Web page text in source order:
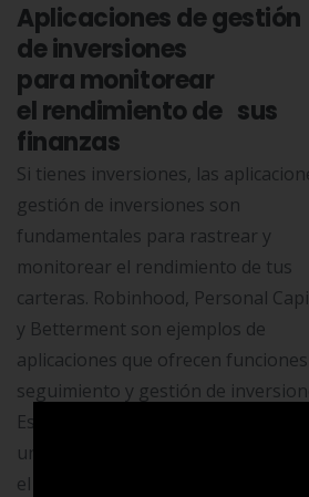
Aplicaciones de gestión
de inversiones
para monitorear
el rendimiento de sus
finanzas
Si tienes inversiones, las
gestión de inversiones son
fundamentales para rastrear y
monitorear el rendimiento de tus
carteras. Robinhood, Personal
y Betterment son ejemplos de
aplicaciones que ofrecen
seguimiento y gestión de
Estas herramientas te permiten
un seguimiento de tus activos,
el rendimiento y ajustar tus